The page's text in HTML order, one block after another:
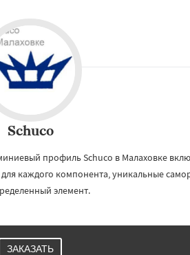
Schuco
профиль Schuco в Малаховке
каждого компонента, уникальные
элемент.
ЗАКАЗАТЬ